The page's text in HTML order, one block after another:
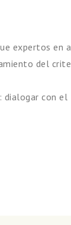
expertos
del
con el